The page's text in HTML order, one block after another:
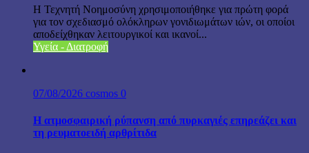
Η Τεχνητή Νοημοσύνη χρησιμοποιήθηκε για πρώτη φορά
για τον σχεδιασμό ολόκληρων γονιδιωμάτων ιών, οι οποίοι
αποδείχθηκαν λειτουργικοί και ικανοί...
Υγεία - Διατροφή
07/08/2026 cosmos 0
Η ατμοσφαιρική ρύπανση από πυρκαγιές επηρεάζει και
τη ρευματοειδή αρθρίτιδα